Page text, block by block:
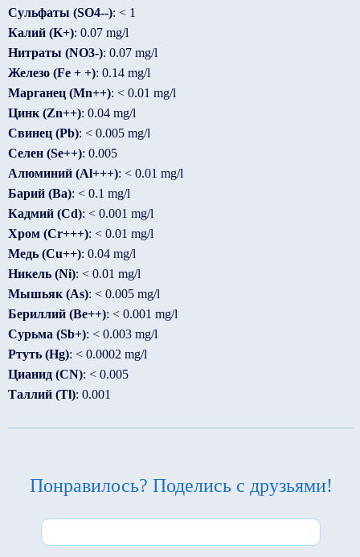
Сульфаты (SO4--): < 1
Калий (K+): 0.07 mg/l
Нитраты (NO3-): 0.07 mg/l
Железо (Fe + +): 0.14 mg/l
Марганец (Mn++): < 0.01 mg/l
Цинк (Zn++): 0.04 mg/l
Свинец (Pb): < 0.005 mg/l
Селен (Se++): 0.005
Алюминий (Al+++): < 0.01 mg/l
Барий (Ba): < 0.1 mg/l
Кадмий (Cd): < 0.001 mg/l
Хром (Cr+++): < 0.01 mg/l
Медь (Cu++): 0.04 mg/l
Никель (Ni): < 0.01 mg/l
Мышьяк (As): < 0.005 mg/l
Бериллий (Be++): < 0.001 mg/l
Сурьма (Sb+): < 0.003 mg/l
Ртуть (Hg): < 0.0002 mg/l
Цианид (CN): < 0.005
Таллий (Tl): 0.001
Понравилось? Поделись с друзьями!